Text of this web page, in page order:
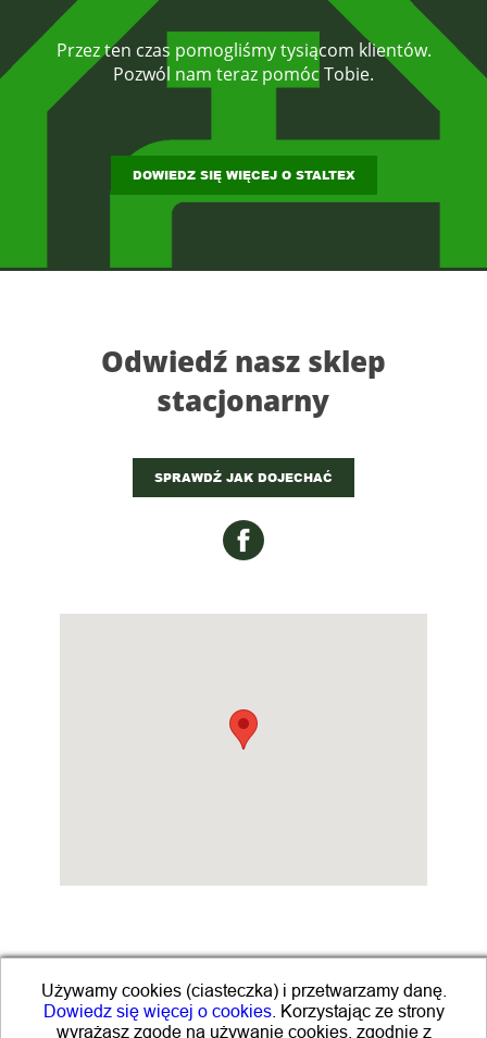
Przez ten czas pomogliśmy tysiącom klientów.
Pozwól nam teraz pomóc Tobie.
DOWIEDZ SIĘ WIĘCEJ O STALTEX
Odwiedź nasz sklep
stacjonarny
SPRAWDŹ JAK DOJECHAĆ
KONTAKT
Używamy cookies (ciasteczka) i przetwarzamy danę.
Dowiedz się więcej o cookies. Korzystając ze strony
wyrażasz zgodę na używanie cookies, zgodnie z